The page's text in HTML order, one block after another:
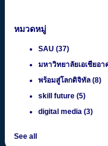
หมวดหมู่
SAU (37)
มหาวิทยาลัยเอเชียอา
พร้อมสู่โลกดิจิทัล (8)
skill future (5)
digital media (3)
See all